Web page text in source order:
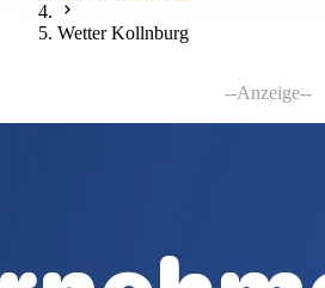
Wetter Kollnburg
--Anzeige--